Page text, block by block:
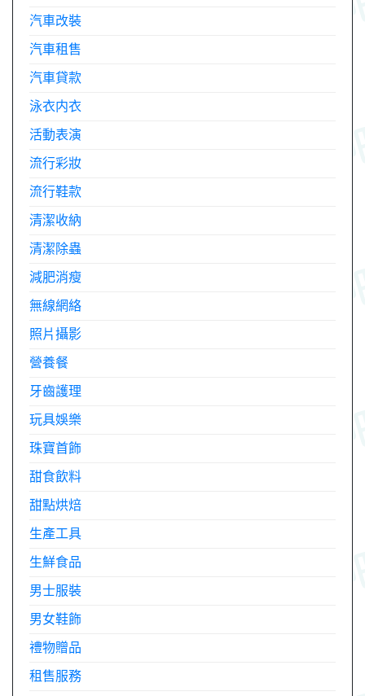
汽車改裝
汽車租售
汽車貸款
泳衣内衣
活動表演
流行彩妝
流行鞋款
清潔收納
清潔除蟲
減肥消瘦
無線網絡
照片攝影
營養餐
牙齒護理
玩具娛樂
珠寶首飾
甜食飲料
甜點烘焙
生產工具
生鮮食品
男士服裝
男女鞋飾
禮物贈品
租售服務